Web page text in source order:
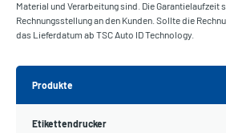
Material und Verarbeitung sind. Die Garantielaufzeit
Rechnungsstellung an den Kunden. Sollte die
das Lieferdatum ab TSC Auto ID Technology.
Produkte
Etikettendrucker